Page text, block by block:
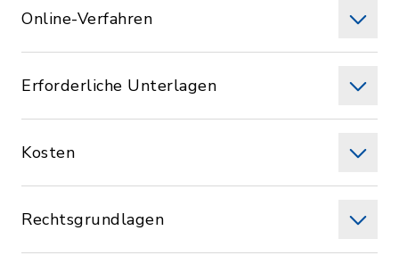
Online-Verfahren
Erforderliche Unterlagen
Kosten
Rechtsgrundlagen